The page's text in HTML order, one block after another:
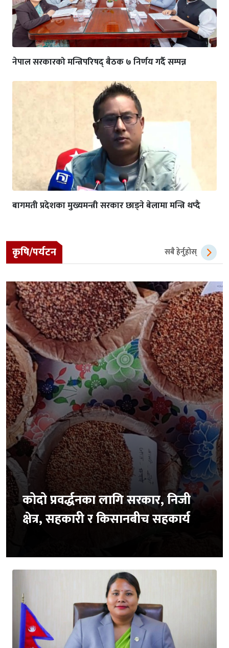
नेपाल सरकारको मन्त्रिपरिषद् बैठक ७ निर्णय गर्दै सम्पन्न
बागमती प्रदेशका मुख्यमन्त्री सरकार छाड्ने बेलामा मन्त्रि थप्दै
कृषि/पर्यटन सबै हेर्नुहोस्
कोदो प्रवर्द्धनका लागि सरकार, निजी
क्षेत्र, सहकारी र किसानबीच सहकार्य